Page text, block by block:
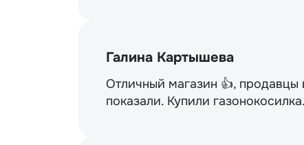
Галина Картышева
Отличный магазин 👍,
показали. Купили